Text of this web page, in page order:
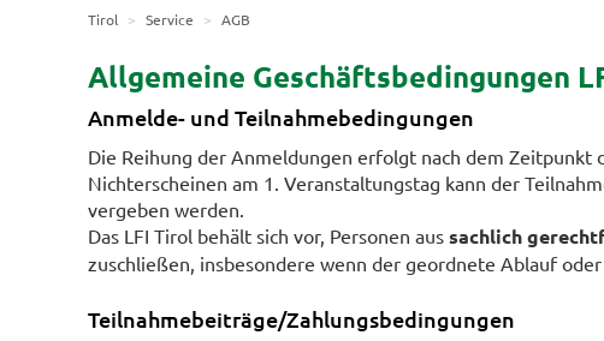
Tirol Service AGB
Allgemeine Geschäftsbedingungen
Anmelde- und Teilnahmebedingungen
Die Reihung der Anmeldungen erfolgt nach dem Zeitpunkt
Nichterscheinen am 1. Veranstaltungstag kann der
vergeben werden.
Das LFI Tirol behält sich vor, Personen aus sachlich
zuschließen, insbesondere wenn der geordnete Ablauf
Teilnahmebeiträge/Zahlungsbedingungen